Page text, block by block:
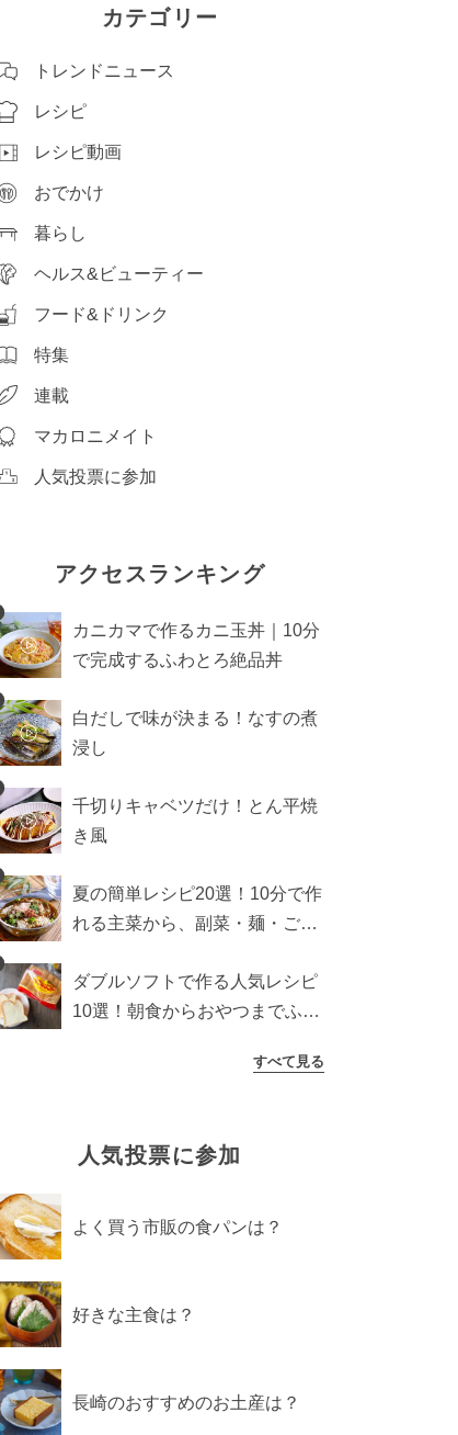
カテゴリー
トレンドニュース
レシピ
レシピ動画
おでかけ
暮らし
ヘルス&ビューティー
フード&ドリンク
特集
連載
マカロニメイト
人気投票に参加
アクセスランキング
カニカマで作るカニ玉丼｜10分
で完成するふわとろ絶品丼
白だしで味が決まる！なすの煮
浸し
千切りキャベツだけ！とん平焼
き風
夏の簡単レシピ20選！10分で作
れる主菜から、副菜・麺・ごは
ダブルソフトで作る人気レシピ
10選！朝食からおやつまでふん
すべて見る
人気投票に参加
よく買う市販の食パンは？
好きな主食は？
長崎のおすすめのお土産は？